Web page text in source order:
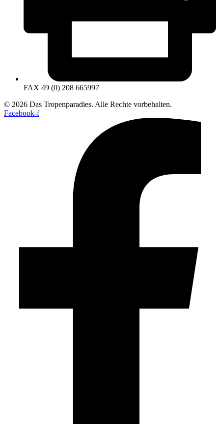
FAX 49 (0) 208 665997
© 2026 Das Tropenparadies. Alle Rechte vorbehalten.
Facebook-f